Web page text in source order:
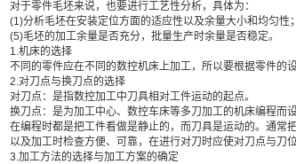
对于零件毛坯来说，也要进行工艺性分析，具体为：
(1)分析毛坯在安装定位方面的适应性以及余量大小和均匀性；
(5)毛坯的加工余量是否充分，批量生产时余量是否稳定。
1.机床的选择
不同的零件应在不同的数控机床上加工，所以要根据零件的
2.对刀点与换刀点的选择
对刀点：是指数控加工中刀具相对工件运动的起点。
换刀点：是为加工中心、数控车床等多刀加工的机床编程而设
在编程时都是把工件看做是静止的，而刀具是运动的。通常
以及加工时检查方便、可靠，在进行对刀时应使对刀点与刀位
3.加工方法的选择与加工方案的确定